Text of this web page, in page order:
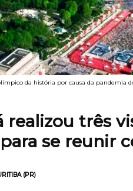
da história por causa da pandemia
realizou três
se reunir
(PR)